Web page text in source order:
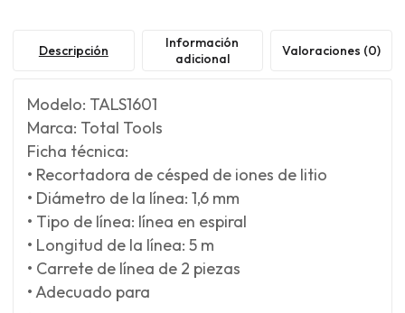
Descripción
Información
adicional
Valoraciones (0)
Modelo: TALS1601
Marca: Total Tools
Ficha técnica:
• Recortadora de césped de iones de litio
• Diámetro de la línea: 1,6 mm
• Tipo de línea: línea en espiral
• Longitud de la línea: 5 m
• Carrete de línea de 2 piezas
• Adecuado para